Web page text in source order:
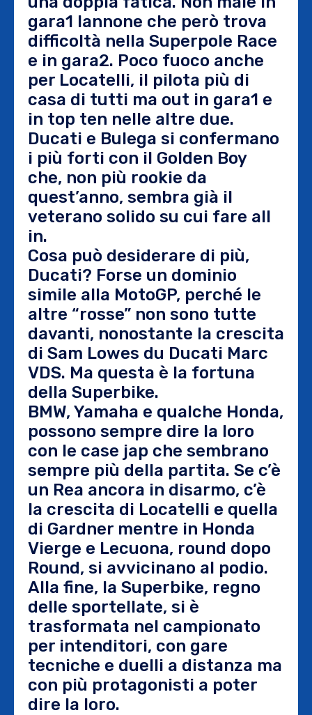
gara1 Iannone che però trova
difficoltà nella Superpole Race
e in gara2. Poco fuoco anche
per Locatelli, il pilota più di
casa di tutti ma out in gara1 e
in top ten nelle altre due.
Ducati e Bulega si confermano
i più forti con il Golden Boy
che, non più rookie da
quest’anno, sembra già il
veterano solido su cui fare all
in.
Cosa può desiderare di più,
Ducati? Forse un dominio
simile alla MotoGP, perché le
altre “rosse” non sono tutte
davanti, nonostante la crescita
di Sam Lowes du Ducati Marc
VDS. Ma questa è la fortuna
della Superbike.
BMW, Yamaha e qualche Honda,
possono sempre dire la loro
con le case jap che sembrano
sempre più della partita. Se c’è
un Rea ancora in disarmo, c’è
la crescita di Locatelli e quella
di Gardner mentre in Honda
Vierge e Lecuona, round dopo
Round, si avvicinano al podio.
Alla fine, la Superbike, regno
delle sportellate, si è
trasformata nel campionato
per intenditori, con gare
tecniche e duelli a distanza ma
con più protagonisti a poter
dire la loro.